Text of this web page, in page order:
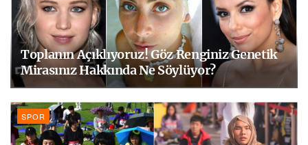
Toplanın Açıklıyoruz! Göz Renginiz Genetik
Mirasınız Hakkında Ne Söylüyor?
SPOR